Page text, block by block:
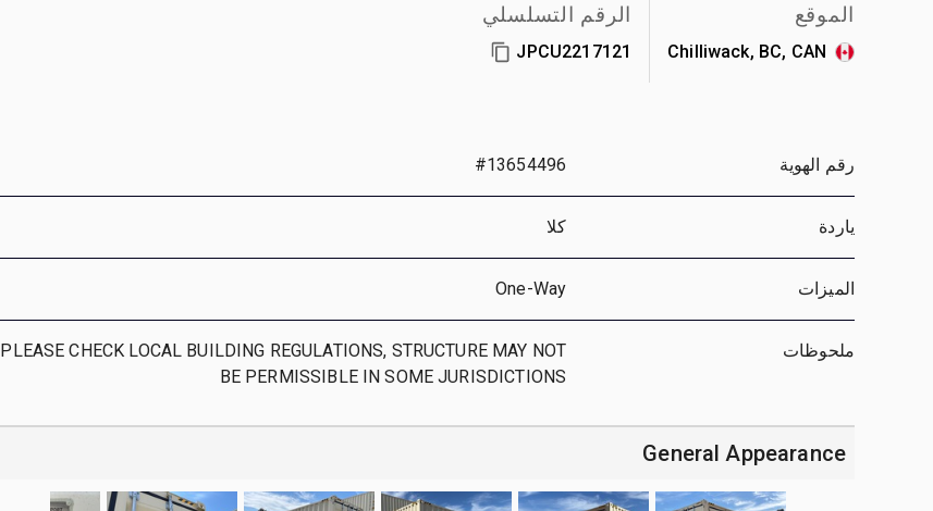
الموقع
Chilliwack, BC, CAN
الرقم التسلسلي
JPCU2217121
رقم الهوية #13654496
ياردة كلا
الميزات One-Way
ملحوظات
PLEASE CHECK LOCAL BUILDING REGULATIONS, STRUCTURE MAY NOT
BE PERMISSIBLE IN SOME JURISDICTIONS
General Appearance